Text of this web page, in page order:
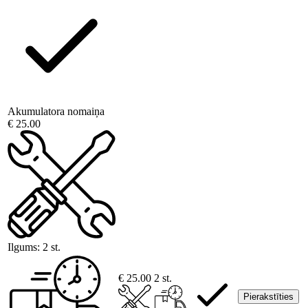
Akumulatora nomaiņa
€ 25.00
Ilgums: 2 st.
€ 25.00 2 st.
Pierakstīties